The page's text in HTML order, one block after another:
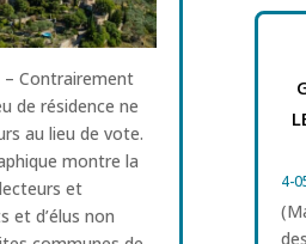
– Contrairement
de résidence ne
au lieu de vote.
montre la
et
et d’élus non
4-